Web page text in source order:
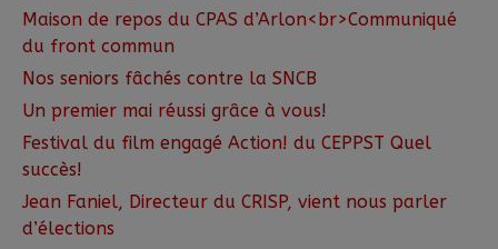
Maison de repos du CPAS d’Arlon<br>Communiqué
du front commun
Nos seniors fâchés contre la SNCB
Un premier mai réussi grâce à vous!
Festival du film engagé Action! du CEPPST Quel
succès!
Jean Faniel, Directeur du CRISP, vient nous parler
d’élections